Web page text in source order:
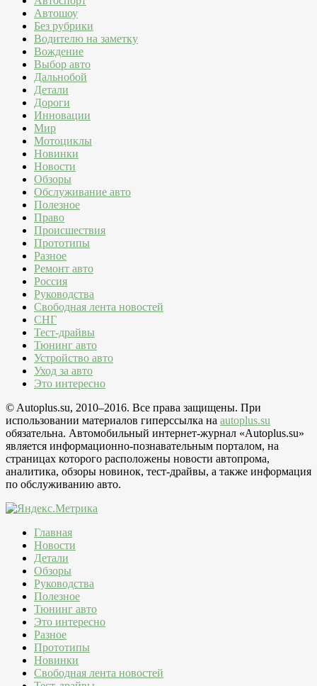
Автошоу
Без рубрики
Водителю на заметку
Вождение
Выбор авто
Дальнобой
Детали
Дороги
Инновации
Мир
Мотоциклы
Новинки
Новости
Обзоры
Обслуживание авто
Полезное
Право
Происшествия
Прототипы
Разное
Ремонт авто
Россия
Руководства
Свободная лента новостей
СНГ
Тест-драйвы
Тюнинг авто
Устройство авто
Уход за авто
Это интересно
© Autoplus.su, 2010–2016. Все права защищены. При
использовании материалов гиперссылка на autoplus.su
обязательна. Автомобильный интернет-журнал «Autoplus.su»
является информационно-познавательным порталом, на
страницах которого расположены новости автопрома,
аналитика, обзоры новинок, тест-драйвы, а также информация
по обслуживанию авто.
Главная
Новости
Детали
Обзоры
Руководства
Полезное
Тюнинг авто
Это интересно
Разное
Прототипы
Новинки
Свободная лента новостей